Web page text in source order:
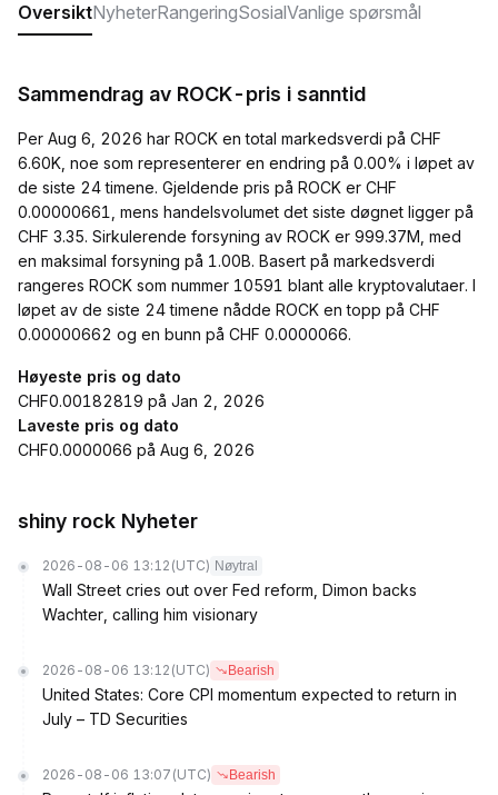
OversiktNyheterRangeringSosialVanlige spørsmål
Sammendrag av ROCK-pris i sanntid
Per Aug 6, 2026 har ROCK en total markedsverdi på CHF
6.60K, noe som representerer en endring på 0.00% i løpet av
de siste 24 timene. Gjeldende pris på ROCK er CHF
0.00000661, mens handelsvolumet det siste døgnet ligger på
CHF 3.35. Sirkulerende forsyning av ROCK er 999.37M, med
en maksimal forsyning på 1.00B. Basert på markedsverdi
rangeres ROCK som nummer 10591 blant alle kryptovalutaer. I
løpet av de siste 24 timene nådde ROCK en topp på CHF
0.00000662 og en bunn på CHF 0.0000066.
Høyeste pris og dato
CHF0.00182819 på Jan 2, 2026
Laveste pris og dato
CHF0.0000066 på Aug 6, 2026
shiny rock Nyheter
2026-08-06 13:12 (UTC) Nøytral
Wall Street cries out over Fed reform, Dimon backs
Wachter, calling him visionary
2026-08-06 13:12 (UTC) Bearish
United States: Core CPI momentum expected to return in
July – TD Securities
2026-08-06 13:07 (UTC) Bearish